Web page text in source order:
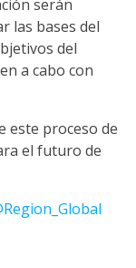
serán
las bases del
del
a cabo con
este proceso de
el futuro de